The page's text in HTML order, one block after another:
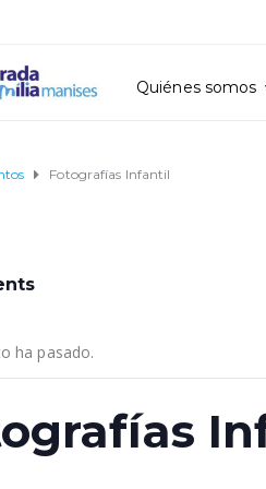
Quiénes somos
Fotografías Infantil
ha pasado.